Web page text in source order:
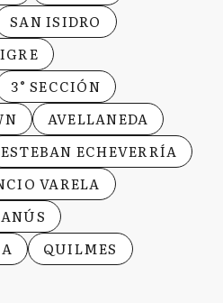
SAN ISIDRO
3° SECCIÓN
AVELLANEDA
ESTEBAN ECHEVERRÍA
VARELA
QUILMES